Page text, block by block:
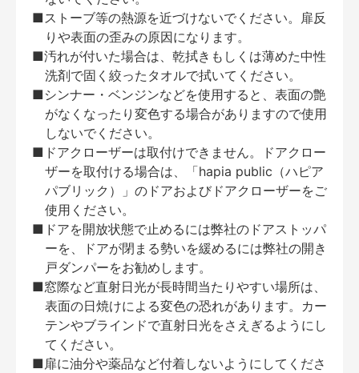
■ストーブ等の熱源を近づけないでください。扉反
りや表面の歪みの原因になります。
■汚れが付いた場合は、乾拭きもしくは薄めた中性
洗剤で固く絞ったタオルで拭いてください。
■シンナー・ベンジンなどを使用すると、表面の艶
がなくなったり変色する場合がありますので使用
しないでください。
■ドアクローザーは取付けできません。ドアクロー
ザーを取付ける場合は、「hapia public（ハピア
パブリック）」のドアおよびドアクローザーをご
使用ください。
■ドアを開放状態で止めるには弊社のドアストッパ
ーを、ドアが閉まる勢いを緩めるには弊社の開き
戸ダンパーをお勧めします。
■窓際など直射日光が長時間当たりやすい場所は、
表面の日焼けによる変色の恐れがあります。カー
テンやブラインドで直射日光をさえぎるようにし
てください。
■扉に油分や薬品など付着しないようにしてくださ